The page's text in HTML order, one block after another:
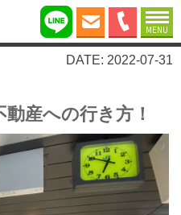
MENU
DATE: 2022-07-31
産への行き方！